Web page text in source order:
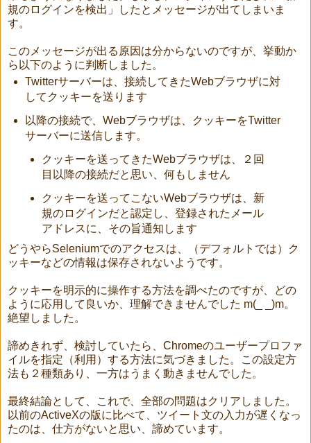
規のログインを検出」したとメッセージが出てしまいま
す。
このメッセージが出る原因は分からないのですが、挙動か
ら以下のように判断しました。
Twitterサーバーは、接続してきたWebブラウザに対
してクッキーを送ります
以降の接続で、Webブラウザは、クッキーをTwitter
サーバーに送信します。
クッキーを送ってきたWebブラウザは、２回
目以降の接続だと思い、何もしません
クッキーを送ってこないWebブラウザは、新
規のログインだと認定し、登録されたメール
アドレスに、その旨通知します
どうやらSeleniumでのアクセスは、（デフォルトでは）ク
ッキーなどの情報は保存されないようです。
クッキーを明示的に操作する方法を調べたのですが、どの
ように応用して良いか、理解できませんでした m(_ _)m。
絶望しました。
諦めきれず、検討していたら、Chromeのユーザープロファ
イルを指定（利用）する方法に気づきました。この設定方
法も２種類あり、一方はうまく動きませんでした。
最終結論として、これで、全部の問題はクリアしました。
以前のActiveXの版に比べて、ツイート文の入力が遅くなっ
たのは、仕方がないと思い、諦めています。